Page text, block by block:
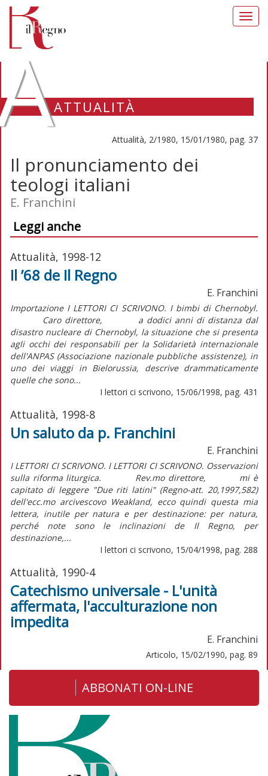
ATTUALITÀ
Attualità, 2/1980, 15/01/1980, pag. 37
Il pronunciamento dei
teologi italiani
E. Franchini
Leggi anche
Attualità, 1998-12
Il ’68 de Il Regno
E. Franchini
Importazione I LETTORI CI SCRIVONO. I bimbi di Chernobyl.
Caro direttore, a dodici anni di distanza dal
disastro nucleare di Chernobyl, la situazione che si presenta
agli occhi dei responsabili per la Solidarietà internazionale
dell'ANPAS (Associazione nazionale pubbliche assistenze), in
uno dei viaggi in Bielorussia, descrive drammaticamente
quelle che sono...
I lettori ci scrivono, 15/06/1998, pag. 431
Attualità, 1998-8
Un saluto da p. Franchini
E. Franchini
I LETTORI CI SCRIVONO. I LETTORI CI SCRIVONO. Osservazioni
sulla riforma liturgica. Rev.mo direttore, mi è
capitato di leggere "Due riti latini" (Regno-att. 20,1997,582)
dell'ecc.mo arcivescovo Weakland, ecco quindi questa mia
lettera, inutile per natura e per destinazione: per natura,
perché note sono le inclinazioni de Il Regno, per
destinazione,...
I lettori ci scrivono, 15/04/1998, pag. 288
Attualità, 1990-4
Catechismo universale - L'unità
affermata, l'acculturazione non
impedita
E. Franchini
Articolo, 15/02/1990, pag. 89
ABBONATI ON-LINE